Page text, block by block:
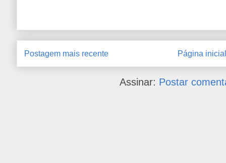
Postagem mais recente Página inicial
Assinar: Postar